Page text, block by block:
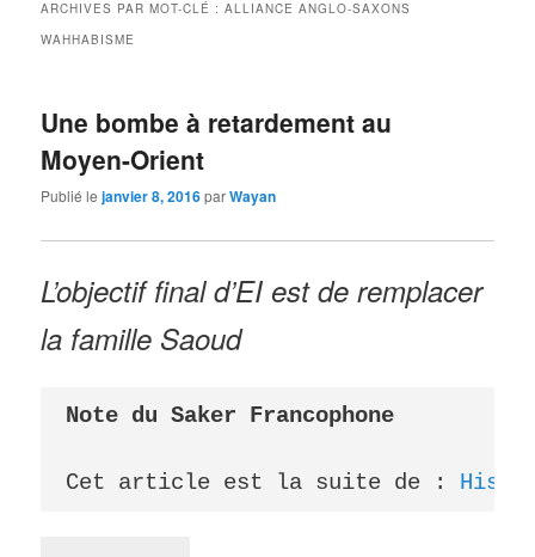
ARCHIVES PAR MOT-CLÉ :ALLIANCE ANGLO-SAXONS
WAHHABISME
Une bombe à retardement au
Moyen-Orient
Publié lejanvier 8, 2016parWayan
L’objectif final d’EI est de remplacer
la famille Saoud
Note du Saker Francophone
Cet article est la suite de :